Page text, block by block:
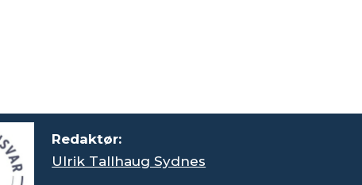
Redaktør:
Ulrik Tallhaug Sydnes